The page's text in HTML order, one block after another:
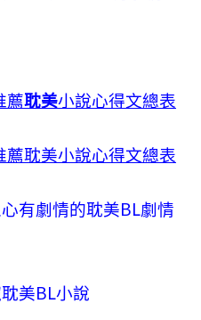
薦耽美小說心得文總表
耽美小說心得文總表
有劇情的耽美BL劇情
美BL小說